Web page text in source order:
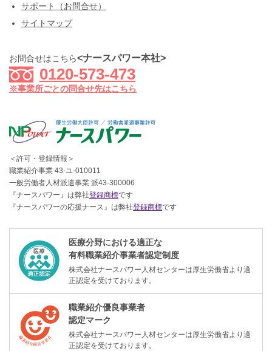
サポート（お問合せ）
サイトマップ
お問合せはこちら<ナースパワー本社>
0120-573-473
※事業所ごとの問合せ先はこちら
＜許可・登録情報＞
職業紹介事業 43-ユ-010011
一般労働者人材派遣事業 派43-300006
『ナースパワー』は弊社登録商標です
『ナースパワーの応援ナース』は弊社登録商標です
医療分野における適正な
有料職業紹介事業者認定制度
株式会社ナースパワー人材センターは厚生労働省より適
正認定を受けております。
職業紹介優良事業者
認定マーク
株式会社ナースパワー人材センターは厚生労働省より適
正認定を受けております。